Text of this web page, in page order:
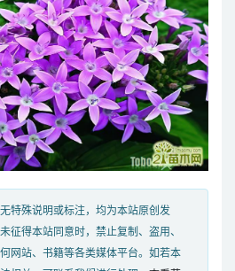
特殊说明或标注，均为本站原创发
征得本站同意时，禁止复制、盗用、
网站、书籍等各类媒体平台。如若本